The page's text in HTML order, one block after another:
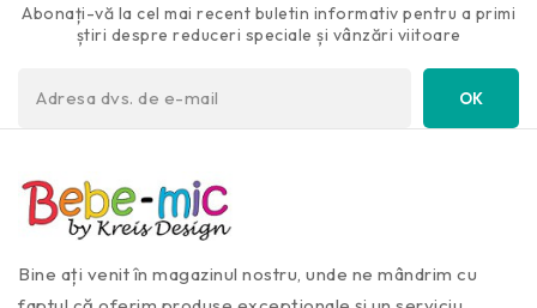
Abonați-vă la cel mai recent buletin informativ pentru a primi
știri despre reduceri speciale și vânzări viitoare
Bine ați venit în magazinul nostru, unde ne mândrim cu